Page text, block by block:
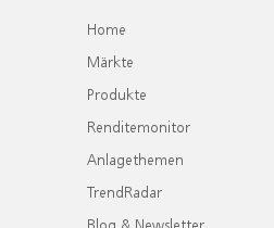
Home
Märkte
Produkte
Renditemonitor
Anlagethemen
TrendRadar